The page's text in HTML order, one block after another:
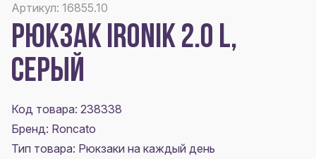
Артикул: 16855.10
РЮКЗАК IRONIK 2.0 L,
СЕРЫЙ
Код товара: 238338
Бренд: Roncato
Тип товара: Рюкзаки на каждый день